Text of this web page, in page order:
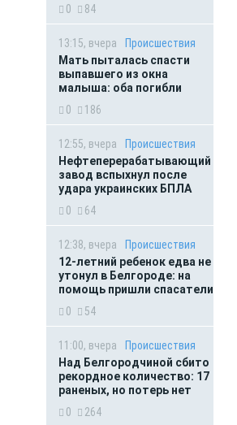
0
84
13:15, вчера
Происшествия
Мать пыталась спасти
выпавшего из окна
малыша: оба погибли
0
186
12:55, вчера
Происшествия
Нефтеперерабатывающий
завод вспыхнул после
удара украинских БПЛА
0
64
12:38, вчера
Происшествия
12-летний ребенок едва не
утонул в Белгороде: на
помощь пришли спасатели
0
54
11:00, вчера
Происшествия
Над Белгородчиной сбито
рекордное количество: 17
раненых, но потерь нет
0
264